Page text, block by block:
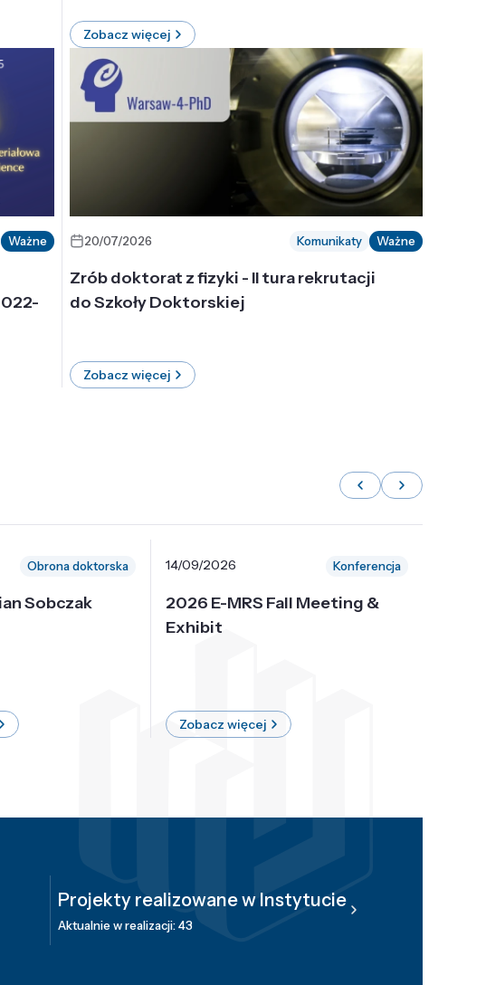
Zobacz więcej
Ważne 20/07/2026 Komunikaty Ważne
Zrób doktorat z fizyki - II tura rekrutacji
do Szkoły Doktorskiej
Zobacz więcej
Obrona doktorska
Sobczak
14/09/2026 Konferencja
2026 E-MRS Fall Meeting &
Exhibit
Zobacz więcej
Projekty realizowane w Instytucie
Aktualnie w realizacji: 43